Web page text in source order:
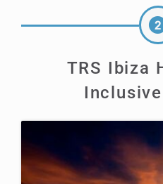
TRS Ibiza
Inclusive